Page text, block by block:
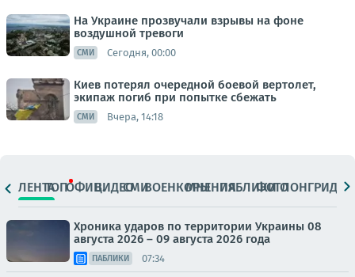
На Украине прозвучали взрывы на фоне
воздушной тревоги
СМИ Сегодня, 00:00
Киев потерял очередной боевой вертолет,
экипаж погиб при попытке сбежать
СМИ Вчера, 14:18
ЛЕНТАТОПОФИЦ.ВИДЕОСМИВОЕНКОРЫМНЕНИЯПАБЛИКИ
ФОТОЛОНГРИДЫ
Хроника ударов по территории Украины 08
августа 2026 – 09 августа 2026 года
ПАБЛИКИ 07:34